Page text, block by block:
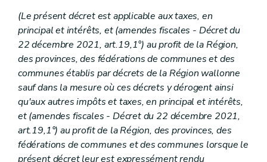
Art. 14
Section 2 Taxation d'office
Art. 15
Art. 16
Art. 17
Chapitre IV Délai d'imposition et exigibilité des taxes
Art. 17bis
Art. 18
Art.18bis
Art. 19
Art. 20
Art.20bis
Art.20ter
(Le présent décret est applicable aux taxes, en
principal et intérêts, et (amendes fiscales - Décret du
22 décembre 2021, art.19,1°) au profit de la Région,
des provinces, des fédérations de communes et des
communes établis par décrets de la Région wallonne
sauf dans la mesure où ces décrets y dérogent ainsi
qu'aux autres impôts et taxes, en principal et intérêts,
et (amendes fiscales - Décret du 22 décembre 2021,
art.19,1°) au profit de la Région, des provinces, des
fédérations de communes et des communes lorsque le
présent décret leur est expressément rendu